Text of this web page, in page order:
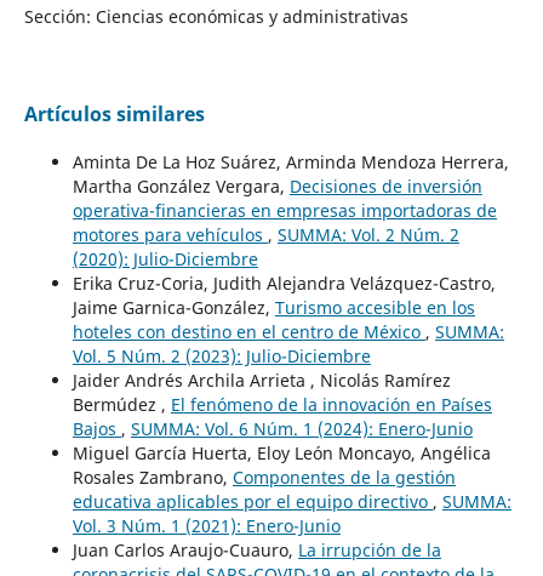
Sección: Ciencias económicas y administrativas
Artículos similares
Aminta De La Hoz Suárez, Arminda Mendoza Herrera,
Martha González Vergara, Decisiones de inversión
operativa-financieras en empresas importadoras de
motores para vehículos , SUMMA: Vol. 2 Núm. 2
(2020): Julio-Diciembre
Erika Cruz-Coria, Judith Alejandra Velázquez-Castro,
Jaime Garnica-González, Turismo accesible en los
hoteles con destino en el centro de México , SUMMA:
Vol. 5 Núm. 2 (2023): Julio-Diciembre
Jaider Andrés Archila Arrieta , Nicolás Ramírez
Bermúdez , El fenómeno de la innovación en Países
Bajos , SUMMA: Vol. 6 Núm. 1 (2024): Enero-Junio
Miguel García Huerta, Eloy León Moncayo, Angélica
Rosales Zambrano, Componentes de la gestión
educativa aplicables por el equipo directivo , SUMMA:
Vol. 3 Núm. 1 (2021): Enero-Junio
Juan Carlos Araujo-Cuauro, La irrupción de la